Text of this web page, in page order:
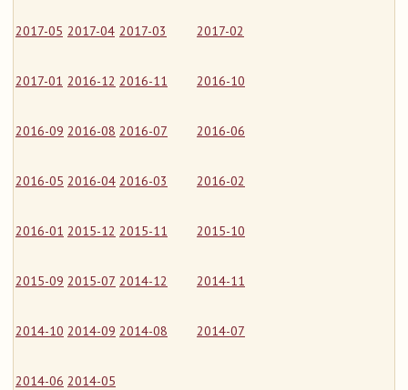
2017-05 2017-04 2017-03 2017-02
2017-01 2016-12 2016-11 2016-10
2016-09 2016-08 2016-07 2016-06
2016-05 2016-04 2016-03 2016-02
2016-01 2015-12 2015-11 2015-10
2015-09 2015-07 2014-12 2014-11
2014-10 2014-09 2014-08 2014-07
2014-06 2014-05